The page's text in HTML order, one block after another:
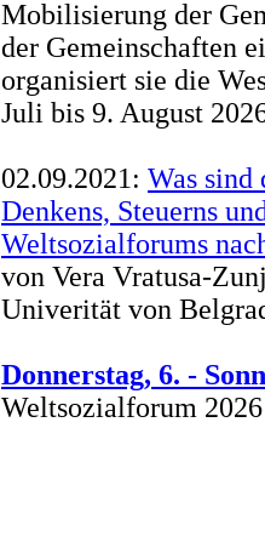
Mobilisierung der
der Gemeinschaften
organisiert sie die
Juli bis 9. August
02.09.2021: Was sind
Denkens, Steuerns
Weltsozialforums
von Vera Vratusa-
Univerität von
Donnerstag, 6. -
Weltsozialforum 2026